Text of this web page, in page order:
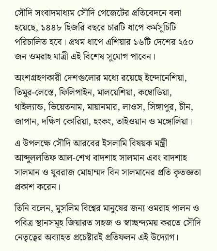
সৌদি সংবাদমাধ্যম সৌদি গেজেটের প্রতিবেদনে বলা
হয়েছে, ১৪৪৮ হিজরি বছরে চারটি ধাপে কর্মসূচিটি
পরিচালিত হবে। প্রথম ধাপে এশিয়ার ১৬টি দেশের ২৫০
জন ওমরাহ যাত্রী এই বিশেষ সুযোগ পাবেন।
অংশগ্রহণকারী দেশগুলোর মধ্যে রয়েছে ইন্দোনেশিয়া,
তিমুর-লেস্তে, ফিলিপাইন, মালয়েশিয়া, কম্বোডিয়া,
থাইল্যান্ড, ভিয়েতনাম, মায়ানমার, লাওস, সিঙ্গাপুর, চীন,
জাপান, দক্ষিণ কোরিয়া, হংকং, তাইওয়ান ও মঙ্গোলিয়া।
এ উপলক্ষে সৌদি আরবের ইসলামি বিষয়ক মন্ত্রী
আব্দুললতিফ আল-শেখ বাদশাহ সালমান এবং বাদশাহ
সালমান ও যুবরাজ মোহাম্মদ বিন সালমানের প্রতি কৃতজ্ঞতা
প্রকাশ করেন।
তিনি বলেন, মুসলিম বিশ্বের মানুষের জন্য ওমরাহ পালন ও
পবিত্র স্থানসমূহ জিয়ারত সহজ ও স্বাচ্ছন্দ্যময় করতে সৌদি
নেতৃত্বের অব্যাহত প্রচেষ্টারই প্রতিফলন এই উদ্যোগ।